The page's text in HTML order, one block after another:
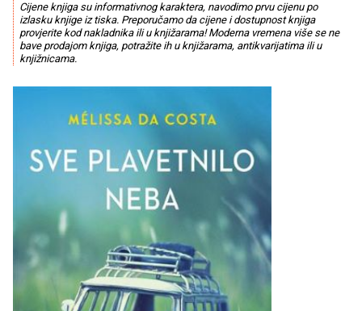
Cijene knjiga su informativnog karaktera, navodimo prvu cijenu po
izlasku knjige iz tiska. Preporučamo da cijene i dostupnost knjiga
provjerite kod nakladnika ili u knjižarama! Moderna vremena više se ne
bave prodajom knjiga, potražite ih u knjižarama, antikvarijatima ili u
knjižnicama.